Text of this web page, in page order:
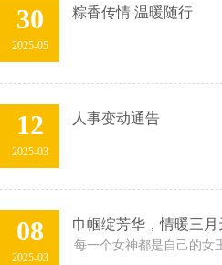
30
2025-05
粽香传情 温暖随行
12
2025-03
人事变动通告
08
2025-03
巾帼绽芳华，情暖三月
每一个女神都是自己的女